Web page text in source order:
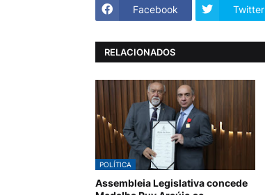
Facebook Twitter
RELACIONADOS
POLÍTICA
Assembleia Legislativa concede